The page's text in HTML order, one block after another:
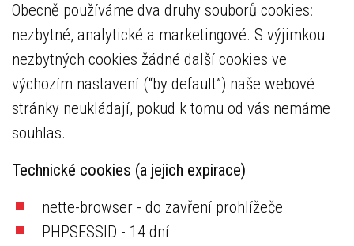
Obecně používáme dva druhy souborů cookies:
nezbytné, analytické a marketingové. S výjimkou
nezbytných cookies žádné další cookies ve
výchozím nastavení (“by default”) naše webové
stránky neukládají, pokud k tomu od vás nemáme
souhlas.
Technické cookies (a jejich expirace)
nette-browser - do zavření prohlížeče
PHPSESSID - 14 dní